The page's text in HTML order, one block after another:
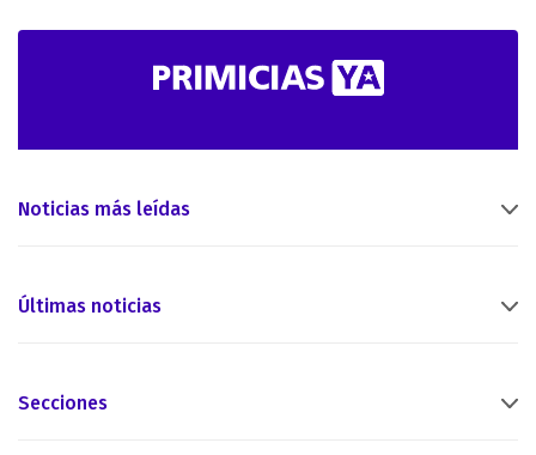
Noticias más leídas
Últimas noticias
Secciones